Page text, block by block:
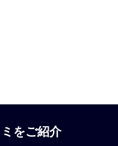
をご紹介